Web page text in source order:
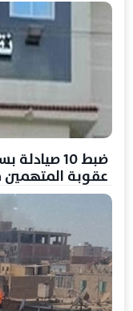
ضبط 10
عقوبة المتهمين